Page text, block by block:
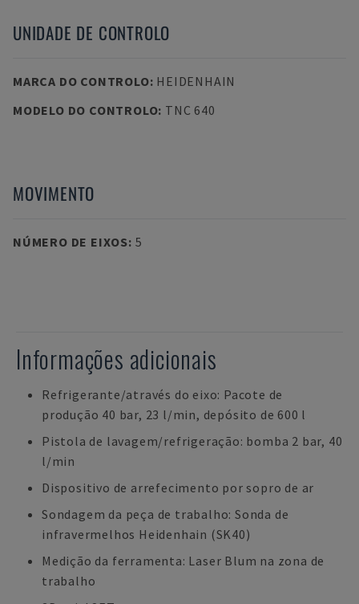
UNIDADE DE CONTROLO
MARCA DO CONTROLO: HEIDENHAIN
MODELO DO CONTROLO: TNC 640
MOVIMENTO
NÚMERO DE EIXOS: 5
Informações adicionais
Refrigerante/através do eixo: Pacote de
produção 40 bar, 23 l/min, depósito de 600 l
Pistola de lavagem/refrigeração: bomba 2 bar, 40
l/min
Dispositivo de arrefecimento por sopro de ar
Sondagem da peça de trabalho: Sonda de
infravermelhos Heidenhain (SK40)
Medição da ferramenta: Laser Blum na zona de
trabalho